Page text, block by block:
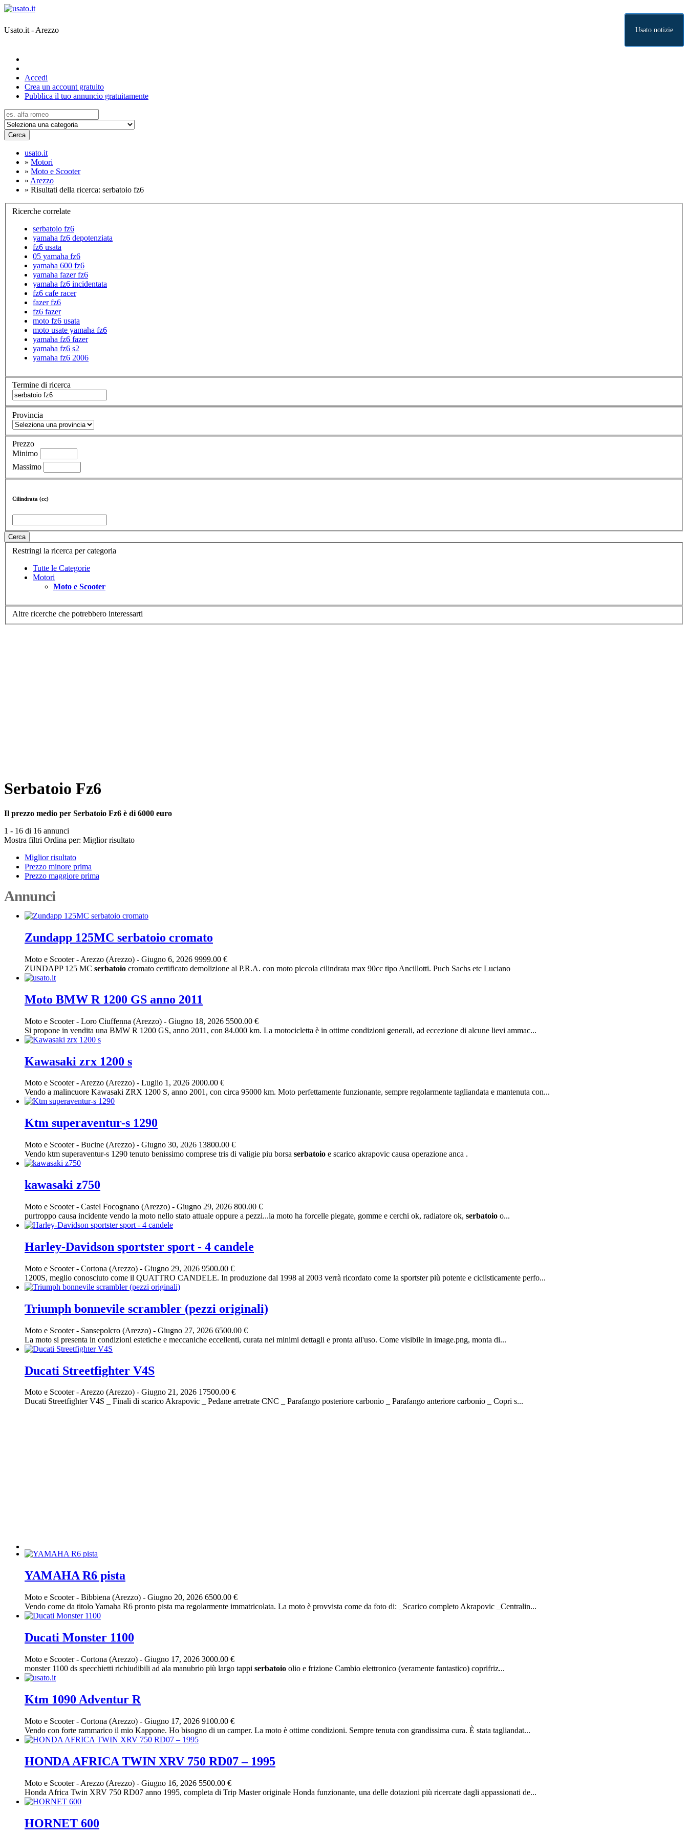
Usato.it - Arezzo Usato notizie
Accedi
Crea un account gratuito
Pubblica il tuo annuncio gratuitamente
Cerca
usato.it
» Motori
» Moto e Scooter
» Arezzo
» Risultati della ricerca: serbatoio fz6
Ricerche correlate
serbatoio fz6
yamaha fz6 depotenziata
fz6 usata
05 yamaha fz6
yamaha 600 fz6
yamaha fazer fz6
yamaha fz6 incidentata
fz6 cafe racer
fazer fz6
fz6 fazer
moto fz6 usata
moto usate yamaha fz6
yamaha fz6 fazer
yamaha fz6 s2
yamaha fz6 2006
Termine di ricerca
Provincia
Prezzo
Minimo
Massimo
Cilindrata (cc)
Cerca
Restringi la ricerca per categoria
Tutte le Categorie
Motori
Moto e Scooter
Altre ricerche che potrebbero interessarti
Serbatoio Fz6
Il prezzo medio per Serbatoio Fz6 è di 6000 euro
1 - 16 di 16 annunci
Mostra filtri Ordina per: Miglior risultato
Miglior risultato
Prezzo minore prima
Prezzo maggiore prima
Annunci
Zundapp 125MC serbatoio cromato
Moto e Scooter- Arezzo (Arezzo) - Giugno 6, 2026 9999.00 €
ZUNDAPP 125 MC serbatoio cromato certificato demolizione al P.R.A. con moto piccola cilindrata max 90cc tipo Ancillotti. Puch Sachs etc Luciano
Moto BMW R 1200 GS anno 2011
Moto e Scooter- Loro Ciuffenna (Arezzo) - Giugno 18, 2026 5500.00 €
Si propone in vendita una BMW R 1200 GS, anno 2011, con 84.000 km. La motocicletta è in ottime condizioni generali, ad eccezione di alcune lievi ammac...
Kawasaki zrx 1200 s
Moto e Scooter-Arezzo (Arezzo) - Luglio 1, 2026 2000.00 €
Vendo a malincuore Kawasaki ZRX 1200 S, anno 2001, con circa 95000 km. Moto perfettamente funzionante, sempre regolarmente tagliandata e mantenuta con...
Ktm superaventur-s 1290
Moto e Scooter- Bucine (Arezzo) - Giugno 30, 2026 13800.00 €
Vendo ktm superaventur-s 1290 tenuto benissimo comprese tris di valigie piu borsa serbatoio e scarico akrapovic causa operazione anca .
kawasaki z750
Moto e Scooter- Castel Focognano (Arezzo) - Giugno 29, 2026 800.00 €
purtroppo causa incidente vendo la moto nello stato attuale oppure a pezzi...la moto ha forcelle piegate, gomme e cerchi ok, radiatore ok, serbatoio o...
Harley-Davidson sportster sport - 4 candele
Moto e Scooter- Cortona (Arezzo) - Giugno 29, 2026 9500.00 €
1200S, meglio conosciuto come il QUATTRO CANDELE. In produzione dal 1998 al 2003 verrà ricordato come la sportster più potente e ciclisticamente perfo...
Triumph bonnevile scrambler (pezzi originali)
Moto e Scooter- Sansepolcro (Arezzo) - Giugno 27, 2026 6500.00 €
La moto si presenta in condizioni estetiche e meccaniche eccellenti, curata nei minimi dettagli e pronta all'uso. Come visibile in image.png, monta di...
Ducati Streetfighter V4S
Moto e Scooter-Arezzo (Arezzo) - Giugno 21, 2026 17500.00 €
Ducati Streetfighter V4S _ Finali di scarico Akrapovic _ Pedane arretrate CNC _ Parafango posteriore carbonio _ Parafango anteriore carbonio _ Copri s...
YAMAHA R6 pista
Moto e Scooter- Bibbiena (Arezzo) - Giugno 20, 2026 6500.00 €
Vendo come da titolo Yamaha R6 pronto pista ma regolarmente immatricolata. La moto è provvista come da foto di: _Scarico completo Akrapovic _Centralin...
Ducati Monster 1100
Moto e Scooter- Cortona (Arezzo) - Giugno 17, 2026 3000.00 €
monster 1100 ds specchietti richiudibili ad ala manubrio più largo tappi serbatoio olio e frizione Cambio elettronico (veramente fantastico) coprifriz...
Ktm 1090 Adventur R
Moto e Scooter- Cortona (Arezzo) - Giugno 17, 2026 9100.00 €
Vendo con forte rammarico il mio Kappone. Ho bisogno di un camper. La moto è ottime condizioni. Sempre tenuta con grandissima cura. È stata tagliandat...
HONDA AFRICA TWIN XRV 750 RD07 – 1995
Moto e Scooter- Arezzo (Arezzo) - Giugno 16, 2026 5500.00 €
Honda Africa Twin XRV 750 RD07 anno 1995, completa di Trip Master originale Honda funzionante, una delle dotazioni più ricercate dagli appassionati de...
HORNET 600